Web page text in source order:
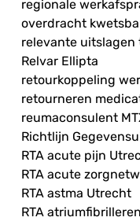
regionale
overdracht
relevante uitslagen
Relvar Ellipta
retourkoppeling
retourneren
reumaconsulent
Richtlijn
RTA acute pijn
RTA acute
RTA astma Utrecht
RTA